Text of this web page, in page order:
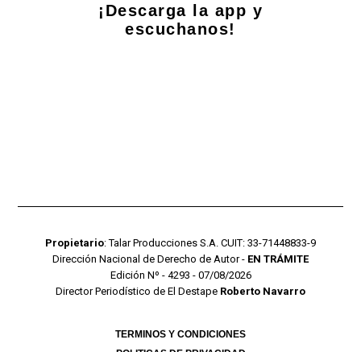
¡Descarga la app y
escuchanos!
Propietario: Talar Producciones S.A. CUIT: 33-71448833-9
Dirección Nacional de Derecho de Autor - EN TRÁMITE
Edición Nº - 4293 - 07/08/2026
Director Periodístico de El Destape Roberto Navarro
TERMINOS Y CONDICIONES